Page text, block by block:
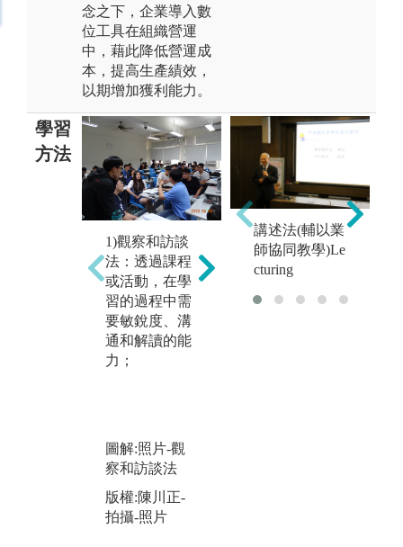
念之下，企業導入數
位工具在組織營運
中，藉此降低營運成
本，提高生產績效，
以期增加獲利能力。
學習
方法
1)觀察和訪談
法：透過課程
或活動，在學
習的過程中需
要敏銳度、溝
通和解讀的能
力；
圖解:照片-觀
察和訪談法
版權:陳川正-
拍攝-照片
2)個案分析：
以企業的事件
為素材，以管
解決問題的基
講述法(輔以業
師協同教學)Le
cturing